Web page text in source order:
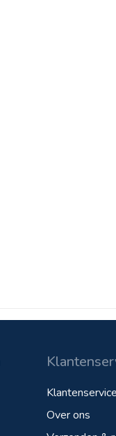
Klantenservice
Over ons